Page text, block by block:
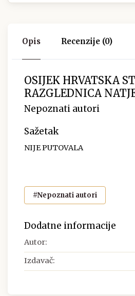
Opis Recenzije (0)
OSIJEK HRVATSKA
RAZGLEDNICA
Nepoznati autori
Sažetak
NIJE PUTOVALA
#Nepoznati autori
Dodatne informacije
Autor:
Izdavač: